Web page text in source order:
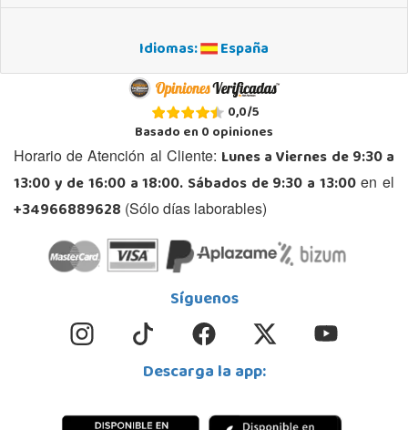
Idiomas: España
0,0/5
Basado en0opiniones
Horario de Atención al Cliente: Lunes a Viernes de 9:30 a
13:00 y de 16:00 a 18:00. Sábados de 9:30 a 13:00en el
+34966889628 (Sólo días laborables)
Síguenos
Descarga la app: